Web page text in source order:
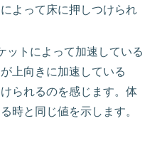
よって床に押しつけられ
ットによって加速している
上向きに加速している
られるのを感じます。体
時と同じ値を示します。